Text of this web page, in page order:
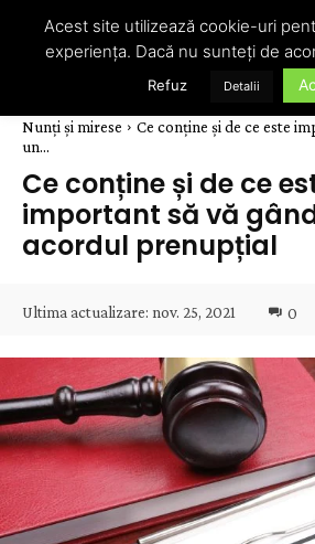
Nunți și mirese
Ce conține și de ce este
un...
Ce conține și de ce
important să vă
acordul prenupțial
Ultima actualizare: nov. 25, 2021 0
Acest site utilizează cookie-uri
experiența. Dacă nu sunteți de
Refuz Detalii